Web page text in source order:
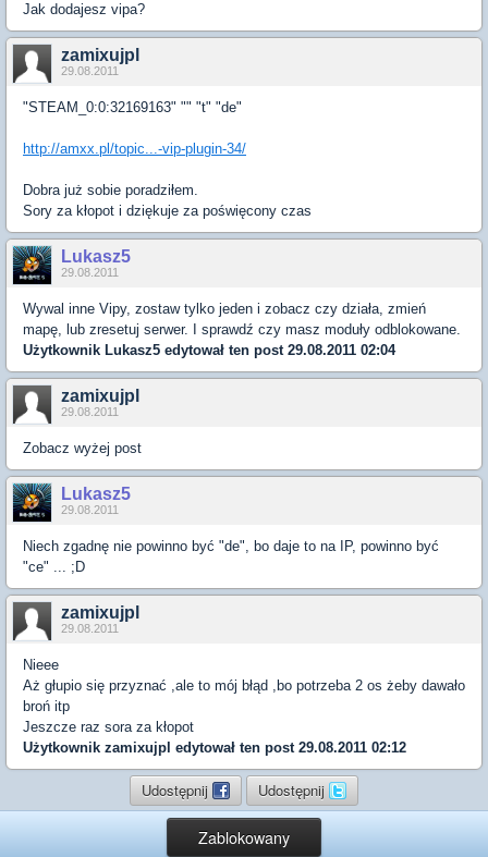
Jak dodajesz vipa?
zamixujpl
29.08.2011
"STEAM_0:0:32169163" "" "t" "de"
http://amxx.pl/topic...-vip-plugin-34/
Dobra już sobie poradziłem.
Sory za kłopot i dziękuje za poświęcony czas
Lukasz5
29.08.2011
Wywal inne Vipy, zostaw tylko jeden i zobacz czy działa, zmień
mapę, lub zresetuj serwer. I sprawdź czy masz moduły odblokowane.
Użytkownik Lukasz5 edytował ten post 29.08.2011 02:04
zamixujpl
29.08.2011
Zobacz wyżej post
Lukasz5
29.08.2011
Niech zgadnę nie powinno być "de", bo daje to na IP, powinno być
"ce" ... ;D
zamixujpl
29.08.2011
Nieee
Aż głupio się przyznać ,ale to mój błąd ,bo potrzeba 2 os żeby dawało
broń itp
Jeszcze raz sora za kłopot
Użytkownik zamixujpl edytował ten post 29.08.2011 02:12
Udostępnij Udostępnij
Zablokowany